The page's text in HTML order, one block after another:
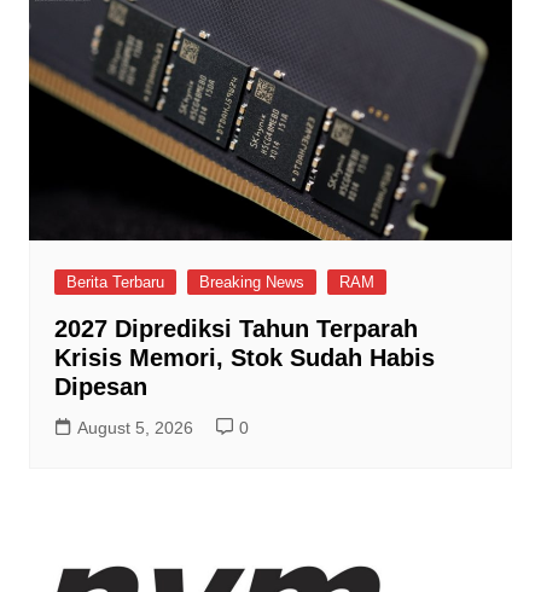
Berita Terbaru Breaking News RAM
2027 Diprediksi Tahun Terparah
Krisis Memori, Stok Sudah Habis
Dipesan
August 5, 2026 0